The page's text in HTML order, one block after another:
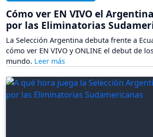
Cómo ver EN VIVO el
por las Eliminatorias
La Selección Argentina debuta frente a
cómo ver EN VIVO y ONLINE el debut de
mundo.